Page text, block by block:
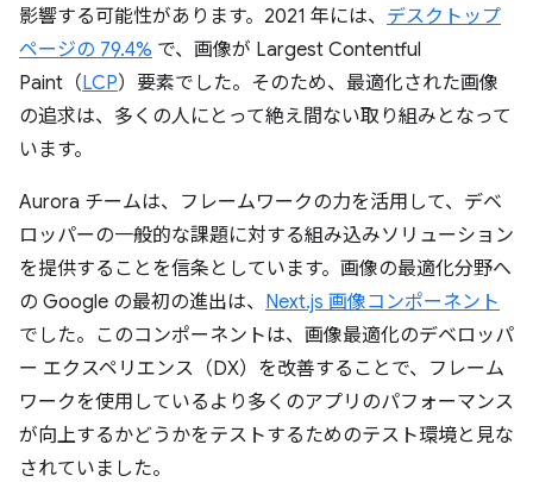
影響する可能性があります。2021 年には、 デスクトップ
ページの 79.4% で、画像が Largest Contentful
Paint（LCP）要素でした。そのため、最適化された画像
の追求は、多くの人にとって絶え間ない取り組みとなって
います。
Aurora チームは、フレームワークの力を活用して、デベ
ロッパーの一般的な課題に対する組み込みソリューション
を提供することを信条としています。画像の最適化分野へ
の Google の最初の進出は、 Next.js 画像コンポーネント
でした。このコンポーネントは、画像最適化のデベロッパ
ー エクスペリエンス（DX）を改善することで、フレーム
ワークを使用しているより多くのアプリのパフォーマンス
が向上するかどうかをテストするためのテスト環境と見な
されていました。